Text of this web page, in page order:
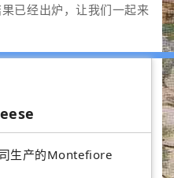
已经出炉，让我们一起来
生产的Montefiore